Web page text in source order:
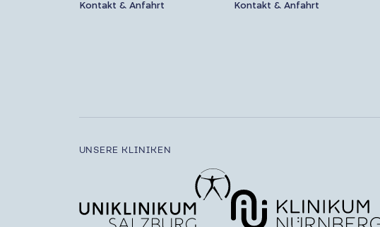
Kontakt & Anfahrt Kontakt & Anfahrt
UNSERE KLINIKEN